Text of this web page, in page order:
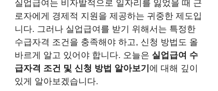
실업급여는 비자발적으로 일자리를 잃었을 때 근
로자에게 경제적 지원을 제공하는 귀중한 제도입
니다. 그러나 실업급여를 받기 위해서는 특정한
수급자격 조건을 충족해야 하고, 신청 방법도 올
바르게 알고 있어야 합니다. 오늘은 실업급여 수
급자격 조건 및 신청 방법 알아보기 에 대해 깊이
있게 알아보겠습니다.